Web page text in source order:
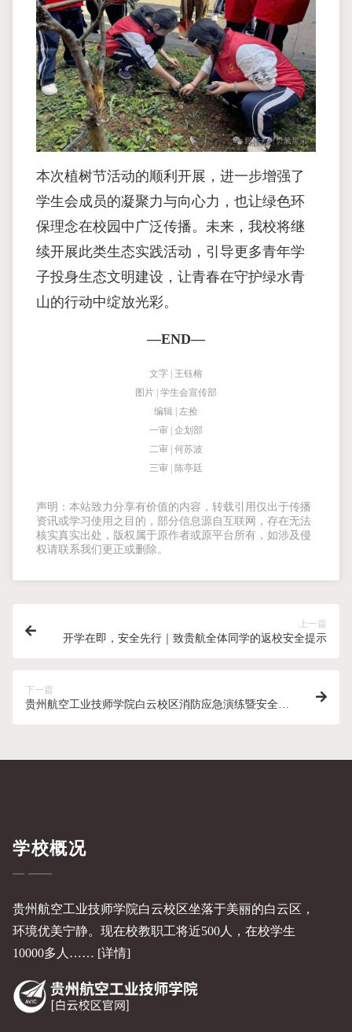
本次植树节活动的顺利开展，进一步增强了
学生会成员的凝聚力与向心力，也让绿色环
保理念在校园中广泛传播。未来，我校将继
续开展此类生态实践活动，引导更多青年学
子投身生态文明建设，让青春在守护绿水青
山的行动中绽放光彩。
—END—
文字 | 王钰榕
图片 | 学生会宣传部
编辑 | 左捡
一审 | 企划部
二审 | 何苏波
三审 | 陈亭廷
声明：本站致力分享有价值的内容，转载引用仅出于传播
资讯或学习使用之目的，部分信息源自互联网，存在无法
核实真实出处，版权属于原作者或原平台所有，如涉及侵
权请联系我们更正或删除。
上一篇
开学在即，安全先行｜致贵航全体同学的返校安全提示
下一篇
贵州航空工业技师学院白云校区消防应急演练暨安全宣
学校概况
贵州航空工业技师学院白云校区坐落于美丽的白云区，
环境优美宁静。现在校教职工将近500人，在校学生
10000多人…… [详情]